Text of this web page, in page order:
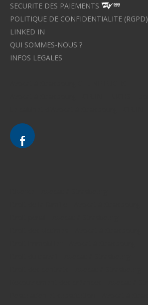
SECURITE DES PAIEMENTS
POLITIQUE DE CONFIDENTIALITE (RGPD)
LINKED IN
QUI SOMMES-NOUS ?
INFOS LEGALES